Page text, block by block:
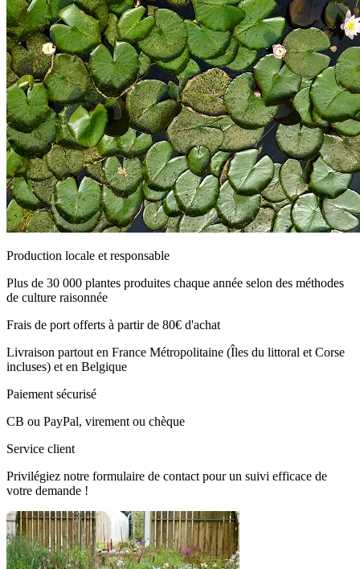
Production locale et responsable
Plus de 30 000 plantes produites chaque année selon des méthodes
de culture raisonnée
Frais de port offerts à partir de 80€ d'achat
Livraison partout en France Métropolitaine (Îles du littoral et Corse
incluses) et en Belgique
Paiement sécurisé
CB ou PayPal, virement ou chèque
Service client
Privilégiez notre formulaire de contact pour un suivi efficace de
votre demande !